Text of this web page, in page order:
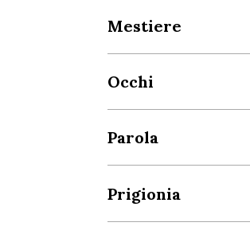
Mestiere
Occhi
Parola
Prigionia